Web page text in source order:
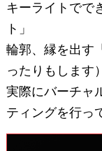
キーライトでで
ト」
輪郭、縁を出す
ったりもします
実際にバーチャ
ティングを行っ